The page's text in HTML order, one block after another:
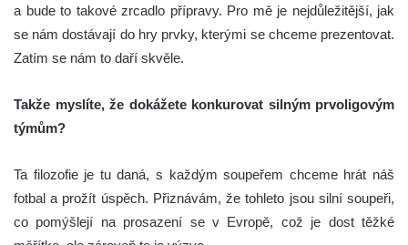
a bude to takové zrcadlo přípravy. Pro mě je nejdůležitější, jak
se nám dostávají do hry prvky, kterými se chceme prezentovat.
Zatím se nám to daří skvěle.
Takže myslíte, že dokážete konkurovat silným prvoligovým
týmům?
Ta filozofie je tu daná, s každým soupeřem chceme hrát náš
fotbal a prožít úspěch. Přiznávám, že tohleto jsou silní soupeři,
co pomýšlejí na prosazení se v Evropě, což je dost těžké